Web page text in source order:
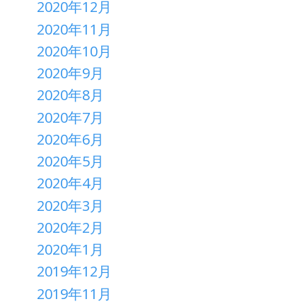
2020年12月
2020年11月
2020年10月
2020年9月
2020年8月
2020年7月
2020年6月
2020年5月
2020年4月
2020年3月
2020年2月
2020年1月
2019年12月
2019年11月